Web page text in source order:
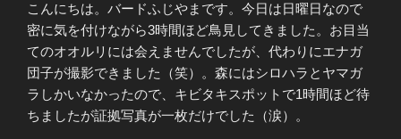
こんにちは。バードふじやまです。今日は日曜日なので
密に気を付けながら3時間ほど鳥見してきました。お目当
てのオオルリには会えませんでしたが、代わりにエナガ
団子が撮影できました（笑）。森にはシロハラとヤマガ
ラしかいなかったので、キビタキスポットで1時間ほど待
ちましたが証拠写真が一枚だけでした（涙）。